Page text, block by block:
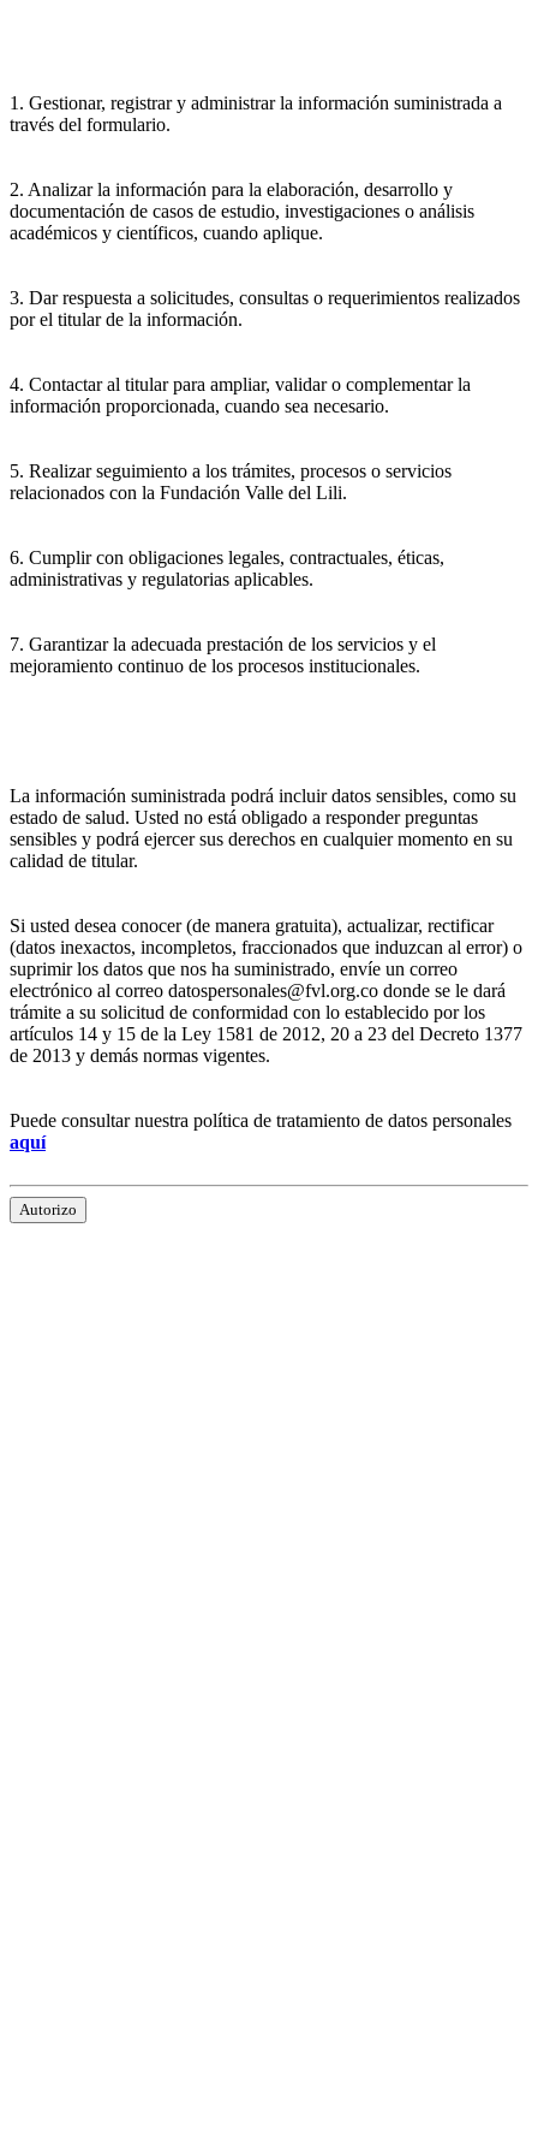
1. Gestionar, registrar y administrar la información suministrada a
través del formulario.
2. Analizar la información para la elaboración, desarrollo y
documentación de casos de estudio, investigaciones o análisis
académicos y científicos, cuando aplique.
3. Dar respuesta a solicitudes, consultas o requerimientos realizados
por el titular de la información.
4. Contactar al titular para ampliar, validar o complementar la
información proporcionada, cuando sea necesario.
5. Realizar seguimiento a los trámites, procesos o servicios
relacionados con la Fundación Valle del Lili.
6. Cumplir con obligaciones legales, contractuales, éticas,
administrativas y regulatorias aplicables.
7. Garantizar la adecuada prestación de los servicios y el
mejoramiento continuo de los procesos institucionales.
La información suministrada podrá incluir datos sensibles, como su
estado de salud. Usted no está obligado a responder preguntas
sensibles y podrá ejercer sus derechos en cualquier momento en su
calidad de titular.
Si usted desea conocer (de manera gratuita), actualizar, rectificar
(datos inexactos, incompletos, fraccionados que induzcan al error) o
suprimir los datos que nos ha suministrado, envíe un correo
electrónico al correo datospersonales@fvl.org.co donde se le dará
trámite a su solicitud de conformidad con lo establecido por los
artículos 14 y 15 de la Ley 1581 de 2012, 20 a 23 del Decreto 1377
de 2013 y demás normas vigentes.
Puede consultar nuestra política de tratamiento de datos personales
aquí
Autorizo